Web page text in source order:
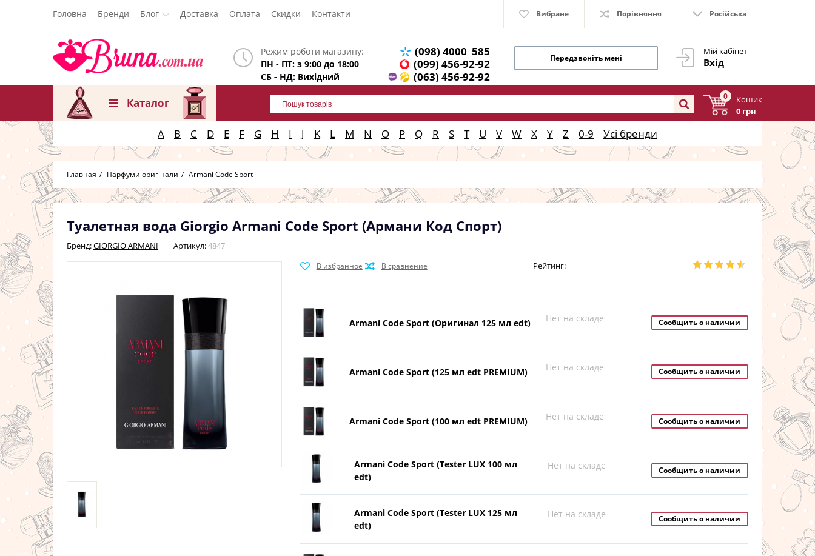
Головна Бренди Блог Доставка Оплата Скидки Контакти Вибране Порівняння Російська
Мій кабінет
Вхід
Режим роботи магазину:
ПН - ПТ: з 9:00 до 18:00
СБ - НД: Вихідний
(098) 4000 585
(099) 456-92-92
(063) 456-92-92
Передзвоніть мені
0
Кошик
0 грн
Каталог
A B C D E F G H I J K L M N O P Q R S T U V W X Y Z 0-9 Усі бренди
Главная Парфуми оригінали Armani Code Sport
Туалетная вода Giorgio Armani Code Sport (Армани Код Спорт)
Бренд:GIORGIO ARMANI Артикул:4847
Рейтинг:
Armani Code Sport (Оригинал 125 мл edt) Нет на складе Сообщить о наличии
Armani Code Sport (125 мл edt PREMIUM) Нет на складе Сообщить о наличии
Armani Code Sport (100 мл edt PREMIUM) Нет на складе Сообщить о наличии
Armani Code Sport (Tester LUX 100 мл
edt)
Нет на складе Сообщить о наличии
Armani Code Sport (Tester LUX 125 мл
edt)
Нет на складе Сообщить о наличии